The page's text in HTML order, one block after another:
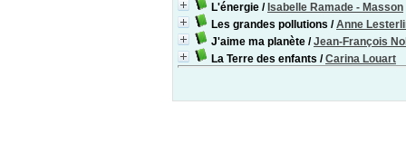
L'énergie / Isabelle Ramade - Masson
Les grandes pollutions /Anne
J'aime ma planète /Jean-François
La Terre des enfants /Carina Louart